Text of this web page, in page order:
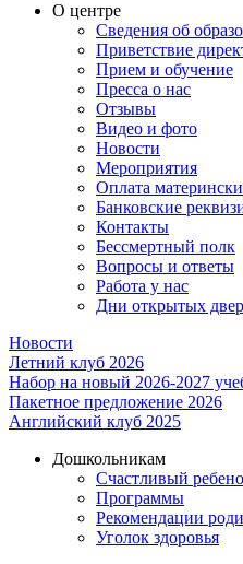
О центре
Сведения об
Приветствие
Прием и обучение
Пресса о нас
Отзывы
Видео и фото
Новости
Мероприятия
Оплата
Банковские
Контакты
Бессмертный полк
Вопросы и ответы
Работа у нас
Дни открытых
Новости
Летний клуб 2026
Набор на новый 2026-2027
Пакетное предложение 2026
Английский клуб 2025
Дошкольникам
Счастливый
Программы
Рекомендации
Уголок здоровья